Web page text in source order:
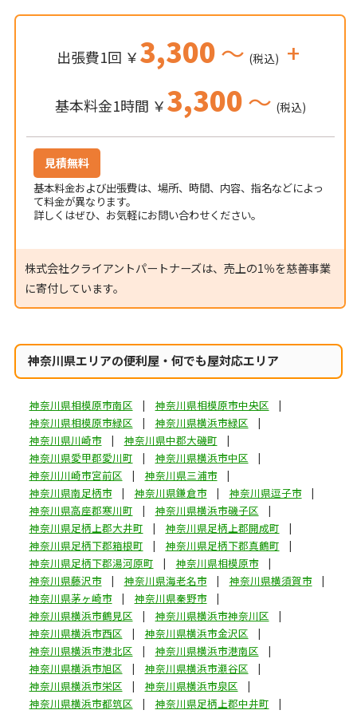
出張費1回 ￥3,300～ (税込) +
基本料金1時間 ￥3,300～ (税込)
見積無料
基本料金および出張費は、場所、時間、内容、指名などによっ
て料金が異なります。
詳しくはぜひ、お気軽にお問い合わせください。
株式会社クライアントパートナーズは、売上の1％を慈善事業
に寄付しています。
神奈川県エリアの便利屋・何でも屋対応エリア
神奈川県相模原市南区
神奈川県相模原市中央区
神奈川県相模原市緑区
神奈川県横浜市緑区
神奈川県川崎市
神奈川県中郡大磯町
神奈川県愛甲郡愛川町
神奈川県横浜市中区
神奈川川崎市宮前区
神奈川県三浦市
神奈川県南足柄市
神奈川県鎌倉市
神奈川県逗子市
神奈川県高座郡寒川町
神奈川県横浜市磯子区
神奈川県足柄上郡大井町
神奈川県足柄上郡開成町
神奈川県足柄下郡箱根町
神奈川県足柄下郡真鶴町
神奈川県足柄下郡湯河原町
神奈川県相模原市
神奈川県藤沢市
神奈川県海老名市
神奈川県横須賀市
神奈川県茅ヶ崎市
神奈川県秦野市
神奈川県横浜市鶴見区
神奈川県横浜市神奈川区
神奈川県横浜市西区
神奈川県横浜市金沢区
神奈川県横浜市港北区
神奈川県横浜市港南区
神奈川県横浜市旭区
神奈川県横浜市瀬谷区
神奈川県横浜市栄区
神奈川県横浜市泉区
神奈川県横浜市都筑区
神奈川県足柄上郡中井町